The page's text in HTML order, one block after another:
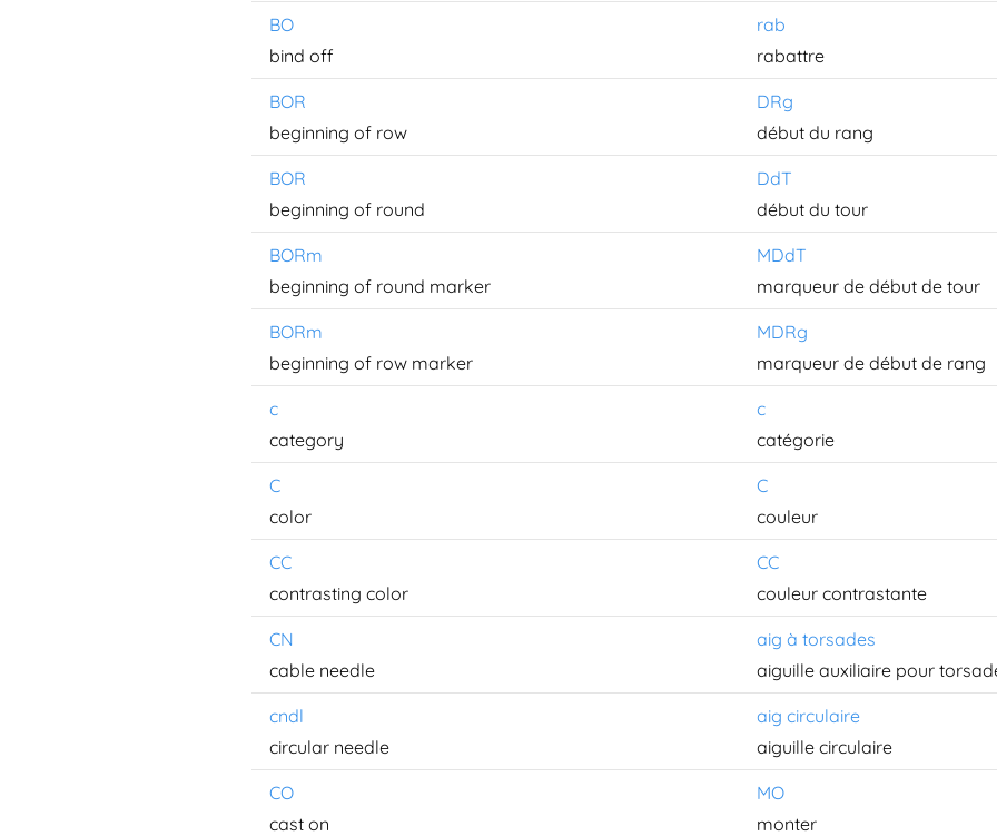
BO
rab
bind off
rabattre
BOR
DRg
beginning of row
début du rang
BOR
DdT
beginning of round
début du tour
BORm
MDdT
beginning of round marker
marqueur de début de tour
BORm
MDRg
beginning of row marker
marqueur de début de rang
c
c
category
catégorie
C
C
color
couleur
CC
CC
contrasting color
couleur contrastante
CN
aig à torsades
cable needle
aiguille auxiliaire pour
cndl
aig circulaire
circular needle
aiguille circulaire
CO
MO
cast on
monter